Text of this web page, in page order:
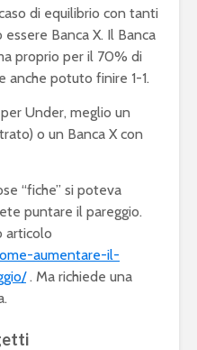
di equilibrio con tanti
Banca X. Il Banca
proprio per il 70% di
anche potuto finire 1-1.
Under, meglio un
o un Banca X con
“fiche” si poteva
puntare il pareggio.
articolo
aumentare-il-
. Ma richiede una